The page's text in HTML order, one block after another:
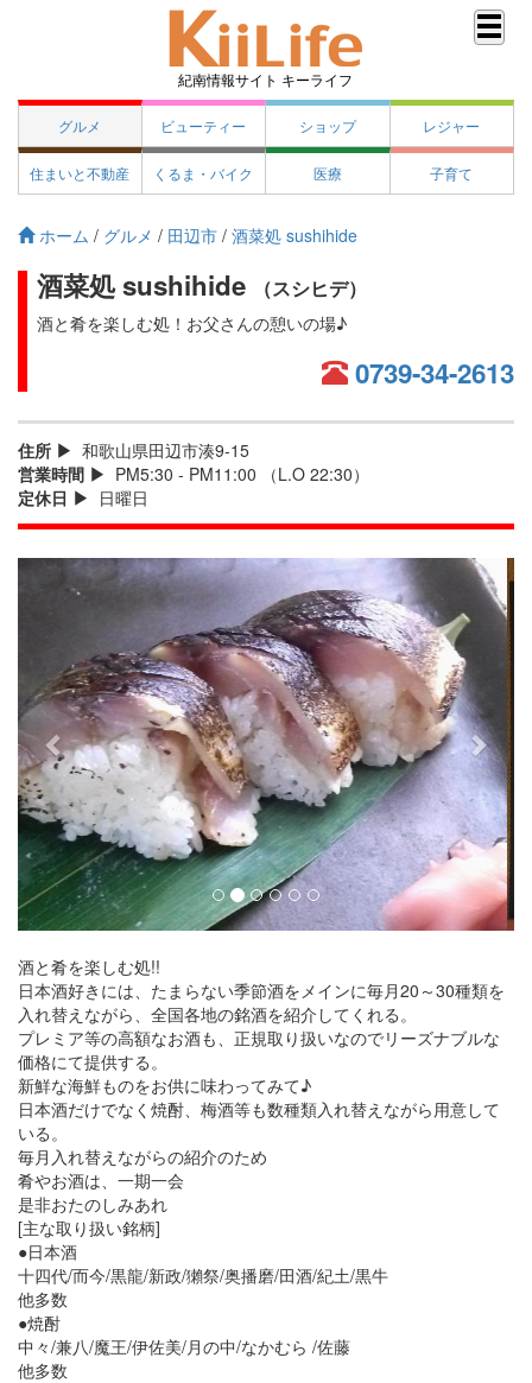
紀南情報サイト キーライフ
グルメ ビューティー ショップ レジャー
住まいと不動産 くるま・バイク 医療 子育て
ホーム / グルメ / 田辺市 / 酒菜処 sushihide
酒菜処 sushihide （スシヒデ）
酒と肴を楽しむ処！お父さんの憩いの場♪
0739-34-2613
住所
和歌山県田辺市湊9-15
営業時間
PM5:30 - PM11:00 （L.O 22:30）
定休日
日曜日
Previous Next
酒と肴を楽しむ処!!
日本酒好きには、たまらない季節酒をメインに毎月20～30種類を
入れ替えながら、全国各地の銘酒を紹介してくれる。
プレミア等の高額なお酒も、正規取り扱いなのでリーズナブルな
価格にて提供する。
新鮮な海鮮ものをお供に味わってみて♪
日本酒だけでなく焼酎、梅酒等も数種類入れ替えながら用意して
いる。
毎月入れ替えながらの紹介のため
肴やお酒は、一期一会
是非おたのしみあれ
[主な取り扱い銘柄]
●日本酒
十四代/而今/黒龍/新政/獺祭/奥播磨/田酒/紀土/黒牛
他多数
●焼酎
中々/兼八/魔王/伊佐美/月の中/なかむら /佐藤
他多数